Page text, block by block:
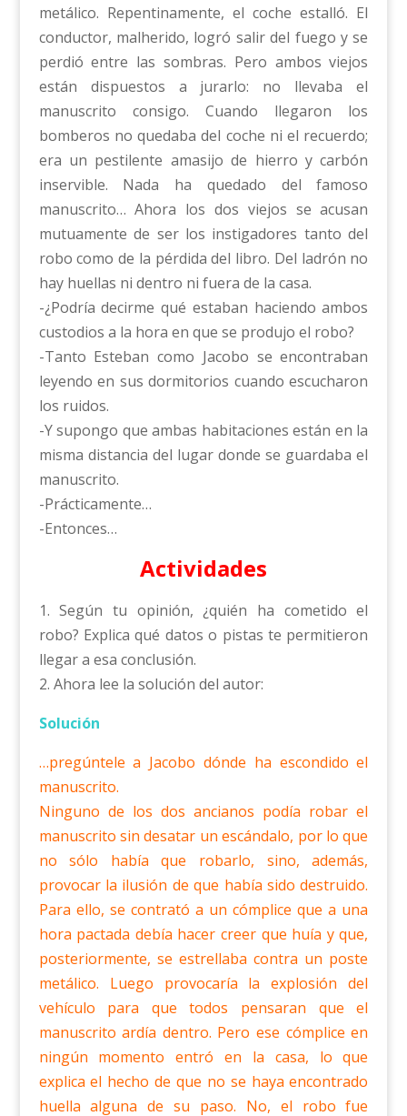
metálico. Repentinamente, el coche estalló. El
conductor, malherido, logró salir del fuego y se
perdió entre las sombras. Pero ambos viejos
están dispuestos a jurarlo: no llevaba el
manuscrito consigo. Cuando llegaron los
bomberos no quedaba del coche ni el recuerdo;
era un pestilente amasijo de hierro y carbón
inservible. Nada ha quedado del famoso
manuscrito… Ahora los dos viejos se acusan
mutuamente de ser los instigadores tanto del
robo como de la pérdida del libro. Del ladrón no
hay huellas ni dentro ni fuera de la casa.
-¿Podría decirme qué estaban haciendo ambos
custodios a la hora en que se produjo el robo?
-Tanto Esteban como Jacobo se encontraban
leyendo en sus dormitorios cuando escucharon
los ruidos.
-Y supongo que ambas habitaciones están en la
misma distancia del lugar donde se guardaba el
manuscrito.
-Prácticamente…
-Entonces…
Actividades
1. Según tu opinión, ¿quién ha cometido el
robo? Explica qué datos o pistas te permitieron
llegar a esa conclusión.
2. Ahora lee la solución del autor:
Solución
…pregúntele a Jacobo dónde ha escondido el
manuscrito.
Ninguno de los dos ancianos podía robar el
manuscrito sin desatar un escándalo, por lo que
no sólo había que robarlo, sino, además,
provocar la ilusión de que había sido destruido.
Para ello, se contrató a un cómplice que a una
hora pactada debía hacer creer que huía y que,
posteriormente, se estrellaba contra un poste
metálico. Luego provocaría la explosión del
vehículo para que todos pensaran que el
manuscrito ardía dentro. Pero ese cómplice en
ningún momento entró en la casa, lo que
explica el hecho de que no se haya encontrado
huella alguna de su paso. No, el robo fue